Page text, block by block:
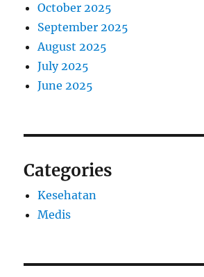
October 2025
September 2025
August 2025
July 2025
June 2025
Categories
Kesehatan
Medis